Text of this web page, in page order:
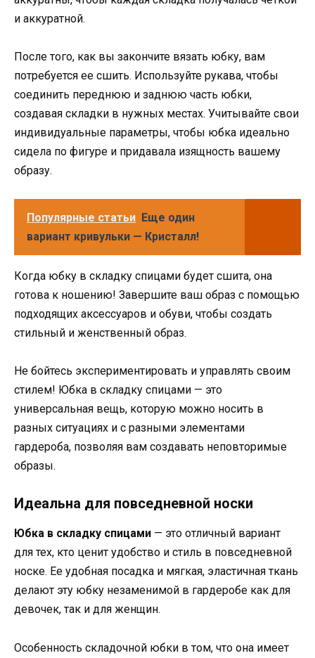
и аккуратной.
После того, как вы закончите вязать юбку, вам
потребуется ее сшить. Используйте рукава, чтобы
соединить переднюю и заднюю часть юбки,
создавая складки в нужных местах. Учитывайте свои
индивидуальные параметры, чтобы юбка идеально
сидела по фигуре и придавала изящность вашему
образу.
Популярные статьи Еще один
вариант кривульки — Кристалл!
Когда юбку в складку спицами будет сшита, она
готова к ношению! Завершите ваш образ с помощью
подходящих аксессуаров и обуви, чтобы создать
стильный и женственный образ.
Не бойтесь экспериментировать и управлять своим
стилем! Юбка в складку спицами — это
универсальная вещь, которую можно носить в
разных ситуациях и с разными элементами
гардероба, позволяя вам создавать неповторимые
образы.
Идеальна для повседневной носки
Юбка в складку спицами — это отличный вариант
для тех, кто ценит удобство и стиль в повседневной
носке. Ее удобная посадка и мягкая, эластичная ткань
делают эту юбку незаменимой в гардеробе как для
девочек, так и для женщин.
Особенность складочной юбки в том, что она имеет